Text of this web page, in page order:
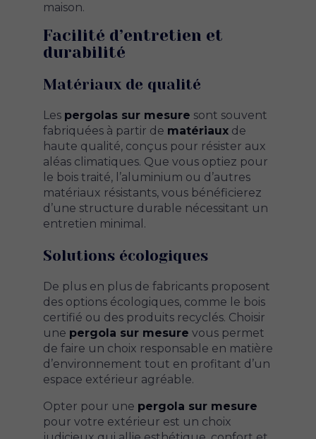
maison.
Facilité d’entretien et
durabilité
Matériaux de qualité
Les pergolas sur mesure sont souvent
fabriquées à partir de matériauxde
haute qualité, conçus pour résister aux
aléas climatiques. Que vous optiez pour
le bois traité, l’aluminium ou d’autres
matériaux résistants, vous bénéficierez
d’une structure durable nécessitant un
entretien minimal.
Solutions écologiques
De plus en plus de fabricants proposent
des options écologiques, comme le bois
certifié ou des produits recyclés. Choisir
une pergola sur mesure vous permet
de faire un choix responsable en matière
d’environnement tout en profitant d’un
espace extérieur agréable.
Opter pour une pergola sur mesure
pour votre extérieur est un choix